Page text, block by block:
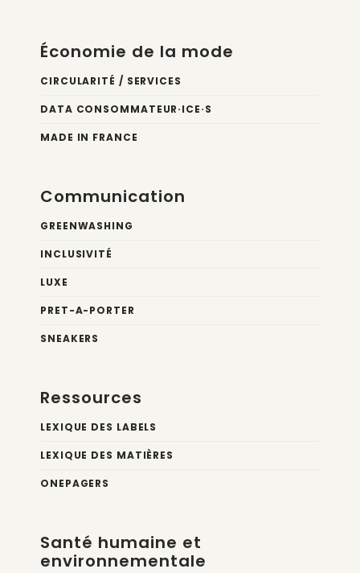
Économie de la mode
CIRCULARITÉ / SERVICES
DATA CONSOMMATEUR·ICE·S
MADE IN FRANCE
Communication
GREENWASHING
INCLUSIVITÉ
LUXE
PRET-A-PORTER
SNEAKERS
Ressources
LEXIQUE DES LABELS
LEXIQUE DES MATIÈRES
ONEPAGERS
Santé humaine et
environnementale